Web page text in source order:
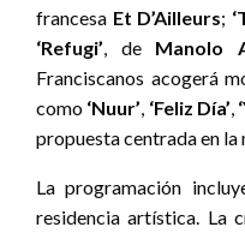
francesa Et D’Ailleurs;
‘Refugi’, de Manolo
Franciscanos acogerá
como ‘Nuur’, ‘Feliz Día’,
propuesta centrada en
La programación
residencia artística. La